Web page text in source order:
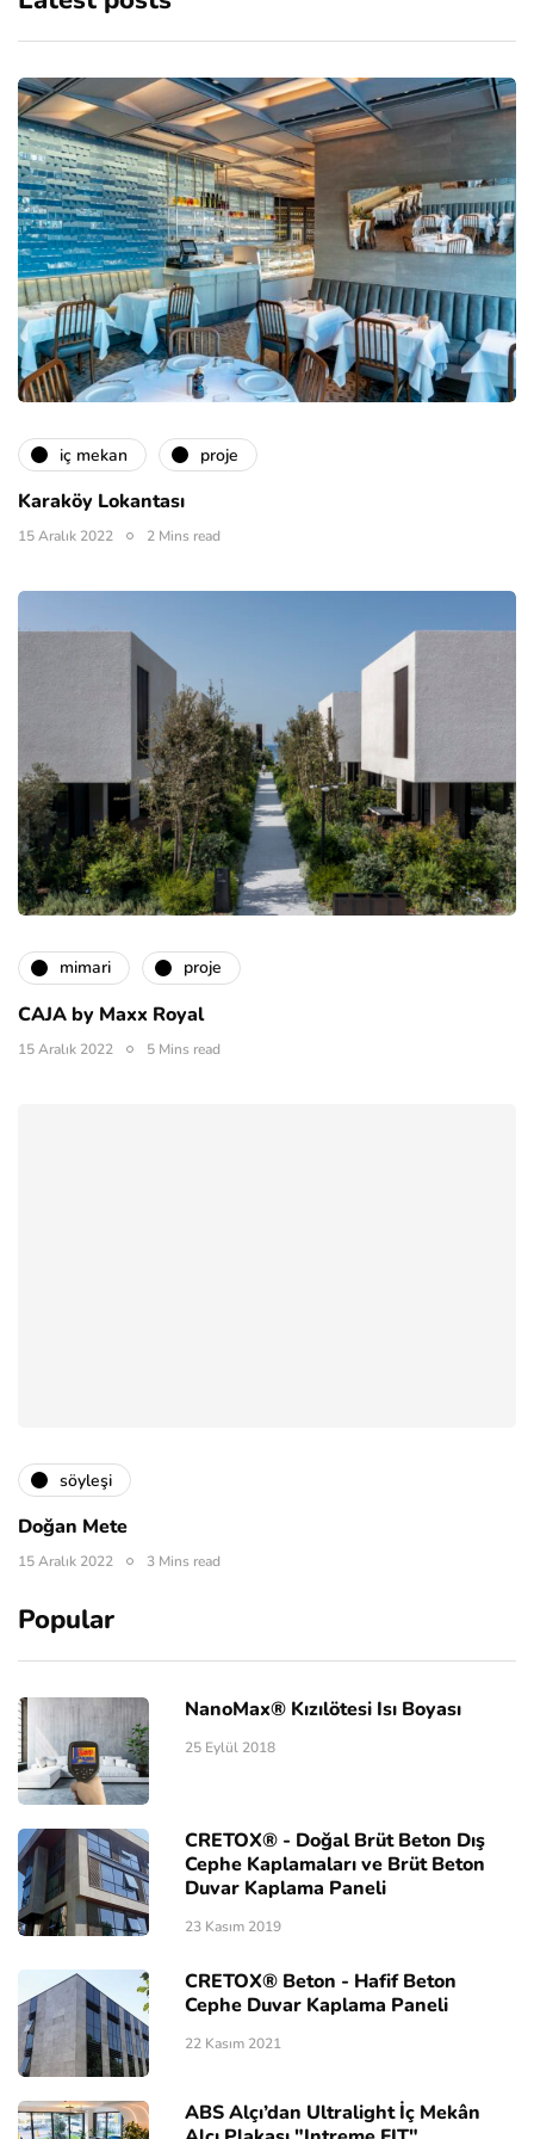
i̇ç mekan proje
Karaköy Lokantası
15 Aralık 2022 2 Mins read
mimari proje
CAJA by Maxx Royal
15 Aralık 2022 5 Mins read
söyleşi
Doğan Mete
15 Aralık 2022 3 Mins read
Popular
NanoMax® Kızılötesi Isı Boyası
25 Eylül 2018
CRETOX® - Doğal Brüt Beton Dış
Cephe Kaplamaları ve Brüt Beton
Duvar Kaplama Paneli
23 Kasım 2019
CRETOX® Beton - Hafif Beton
Cephe Duvar Kaplama Paneli
22 Kasım 2021
ABS Alçı’dan Ultralight İç Mekân